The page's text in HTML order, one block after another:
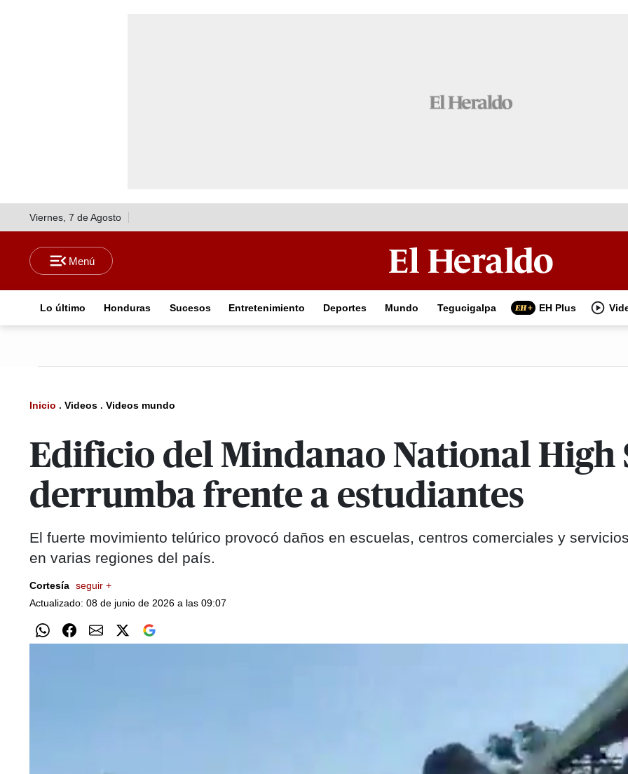
Viernes, 7 de Agosto
Lo último Honduras Sucesos Entretenimiento Deportes Mundo Tegucigalpa EH Plus
Inicio . Videos . Videos mundo
Edificio del Mindanao National High
derrumba frente a estudiantes
El fuerte movimiento telúrico provocó daños en escuelas, centros comerciales y
en varias regiones del país.
Cortesía seguir +
Actualizado: 08 de junio de 2026 a las 09:07